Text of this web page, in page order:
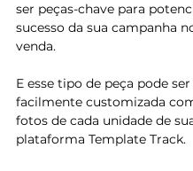
ser peças-chave para
sucesso da sua campanha
venda.
E esse tipo de peça pode
facilmente customizada
fotos de cada unidade de
plataforma Template Track.